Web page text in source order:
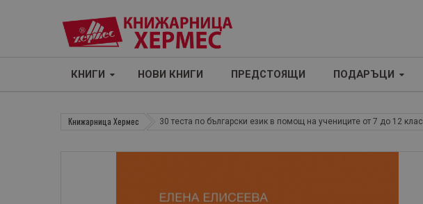
КНИГИ НОВИ КНИГИ ПРЕДСТОЯЩИ ПОДАРЪЦИ
Книжарница Хермес 30 теста по български език в помощ на учениците от 7 до 12 клас